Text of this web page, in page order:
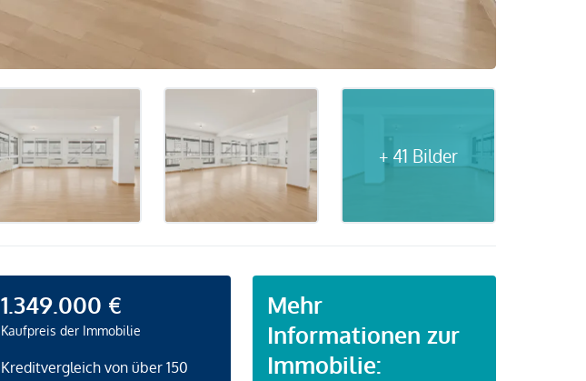
+ 41 Bilder
1.349.000 €
Kaufpreis der Immobilie
Kreditvergleich von über 150
Mehr
Informationen zur
Immobilie: